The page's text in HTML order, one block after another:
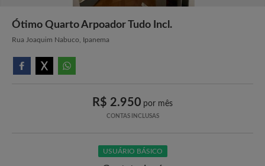
Ótimo Quarto Arpoador Tudo Incl.
Rua Joaquim Nabuco, Ipanema
R$ 2.950 por mês
CONTAS INCLUSAS
USUÁRIO BÁSICO